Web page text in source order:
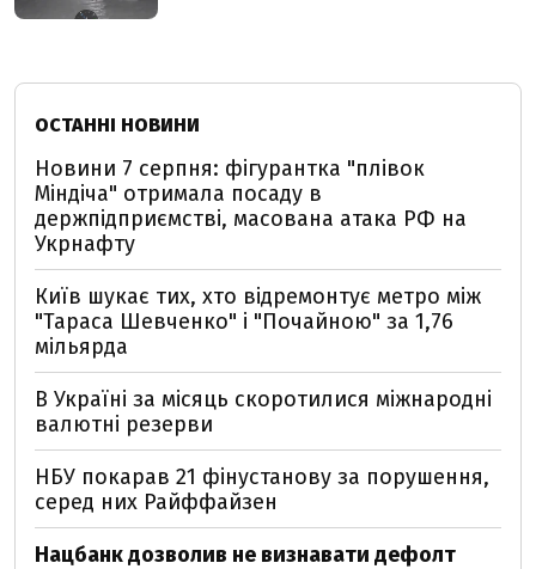
ОСТАННІ НОВИНИ
Новини 7 серпня: фігурантка "плівок
Міндіча" отримала посаду в
держпідприємстві, масована атака РФ на
Укрнафту
Київ шукає тих, хто відремонтує метро між
"Тараса Шевченко" і "Почайною" за 1,76
мільярда
В Україні за місяць скоротилися міжнародні
валютні резерви
НБУ покарав 21 фінустанову за порушення,
серед них Райффайзен
Нацбанк дозволив не визнавати дефолт